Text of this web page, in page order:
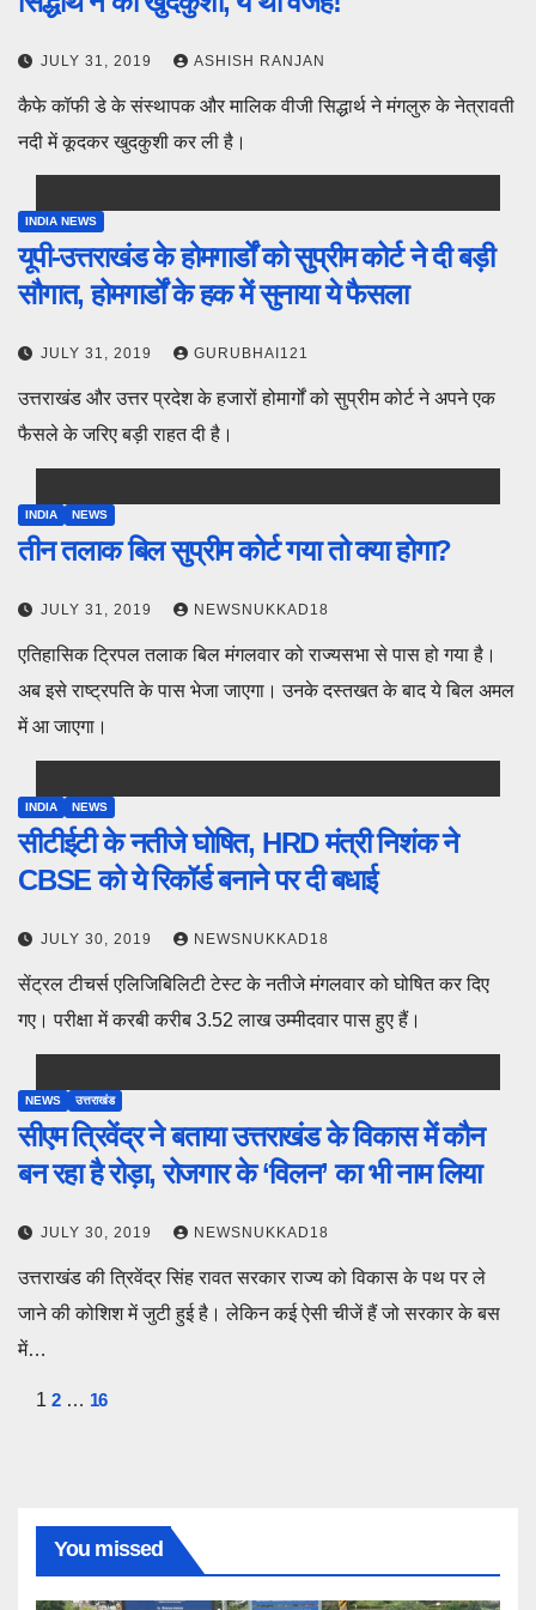
JULY 31, 2019 ASHISH RANJAN
कैफे कॉफी डे के संस्थापक और मालिक वीजी सिद्धार्थ ने मंगलुरु के नेत्रावती
नदी में कूदकर खुदकुशी कर ली है।
INDIA NEWS
यूपी-उत्तराखंड के होमगार्डों को सुप्रीम कोर्ट ने दी बड़ी
सौगात, होमगार्डों के हक में सुनाया ये फैसला
JULY 31, 2019 GURUBHAI121
उत्तराखंड और उत्तर प्रदेश के हजारों होमार्गों को सुप्रीम कोर्ट ने अपने एक
फैसले के जरिए बड़ी राहत दी है।
INDIA NEWS
तीन तलाक बिल सुप्रीम कोर्ट गया तो क्या होगा?
JULY 31, 2019 NEWSNUKKAD18
एतिहासिक ट्रिपल तलाक बिल मंगलवार को राज्यसभा से पास हो गया है।
अब इसे राष्ट्रपति के पास भेजा जाएगा। उनके दस्तखत के बाद ये बिल अमल
में आ जाएगा।
INDIA NEWS
सीटीईटी के नतीजे घोषित, HRD मंत्री निशंक ने
CBSE को ये रिकॉर्ड बनाने पर दी बधाई
JULY 30, 2019 NEWSNUKKAD18
सेंट्रल टीचर्स एलिजिबिलिटी टेस्ट के नतीजे मंगलवार को घोषित कर दिए
गए। परीक्षा में करबी करीब 3.52 लाख उम्मीदवार पास हुए हैं।
NEWS उत्तराखंड
सीएम त्रिवेंद्र ने बताया उत्तराखंड के विकास में कौन
बन रहा है रोड़ा, रोजगार के ‘विलन’ का भी नाम लिया
JULY 30, 2019 NEWSNUKKAD18
उत्तराखंड की त्रिवेंद्र सिंह रावत सरकार राज्य को विकास के पथ पर ले
जाने की कोशिश में जुटी हुई है। लेकिन कई ऐसी चीजें हैं जो सरकार के बस
में…
Posts
1 2 … 16
You missed